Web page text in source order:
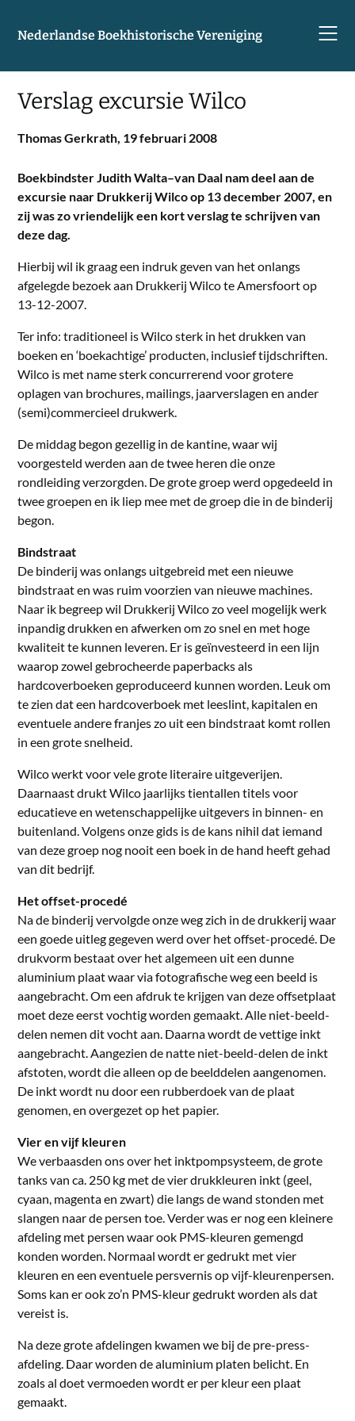
Nederlandse Boekhistorische Vereniging
Verslag excursie Wilco
Thomas Gerkrath, 19 februari 2008
Boekbindster Judith Walta–van Daal nam deel aan de
excursie naar Drukkerij Wilco op 13 december 2007, en
zij was zo vriendelijk een kort verslag te schrijven van
deze dag.
Hierbij wil ik graag een indruk geven van het onlangs
afgelegde bezoek aan Drukkerij Wilco te Amersfoort op
13-12-2007.
Ter info: traditioneel is Wilco sterk in het drukken van
boeken en ‘boekachtige’ producten, inclusief tijdschriften.
Wilco is met name sterk concurrerend voor grotere
oplagen van brochures, mailings, jaarverslagen en ander
(semi)commercieel drukwerk.
De middag begon gezellig in de kantine, waar wij
voorgesteld werden aan de twee heren die onze
rondleiding verzorgden. De grote groep werd opgedeeld in
twee groepen en ik liep mee met de groep die in de binderij
begon.
Bindstraat
De binderij was onlangs uitgebreid met een nieuwe
bindstraat en was ruim voorzien van nieuwe machines.
Naar ik begreep wil Drukkerij Wilco zo veel mogelijk werk
inpandig drukken en afwerken om zo snel en met hoge
kwaliteit te kunnen leveren. Er is geïnvesteerd in een lijn
waarop zowel gebrocheerde paperbacks als
hardcoverboeken geproduceerd kunnen worden. Leuk om
te zien dat een hardcoverboek met leeslint, kapitalen en
eventuele andere franjes zo uit een bindstraat komt rollen
in een grote snelheid.
Wilco werkt voor vele grote literaire uitgeverijen.
Daarnaast drukt Wilco jaarlijks tientallen titels voor
educatieve en wetenschappelijke uitgevers in binnen- en
buitenland. Volgens onze gids is de kans nihil dat iemand
van deze groep nog nooit een boek in de hand heeft gehad
van dit bedrijf.
Het offset-procedé
Na de binderij vervolgde onze weg zich in de drukkerij waar
een goede uitleg gegeven werd over het offset-procedé. De
drukvorm bestaat over het algemeen uit een dunne
aluminium plaat waar via fotografische weg een beeld is
aangebracht. Om een afdruk te krijgen van deze offsetplaat
moet deze eerst vochtig worden gemaakt. Alle niet-beeld-
delen nemen dit vocht aan. Daarna wordt de vettige inkt
aangebracht. Aangezien de natte niet-beeld-delen de inkt
afstoten, wordt die alleen op de beelddelen aangenomen.
De inkt wordt nu door een rubberdoek van de plaat
genomen, en overgezet op het papier.
Vier en vijf kleuren
We verbaasden ons over het inktpompsysteem, de grote
tanks van ca. 250 kg met de vier drukkleuren inkt (geel,
cyaan, magenta en zwart) die langs de wand stonden met
slangen naar de persen toe. Verder was er nog een kleinere
afdeling met persen waar ook PMS-kleuren gemengd
konden worden. Normaal wordt er gedrukt met vier
kleuren en een eventuele persvernis op vijf-kleurenpersen.
Soms kan er ook zo’n PMS-kleur gedrukt worden als dat
vereist is.
Na deze grote afdelingen kwamen we bij de pre-press-
afdeling. Daar worden de aluminium platen belicht. En
zoals al doet vermoeden wordt er per kleur een plaat
gemaakt.